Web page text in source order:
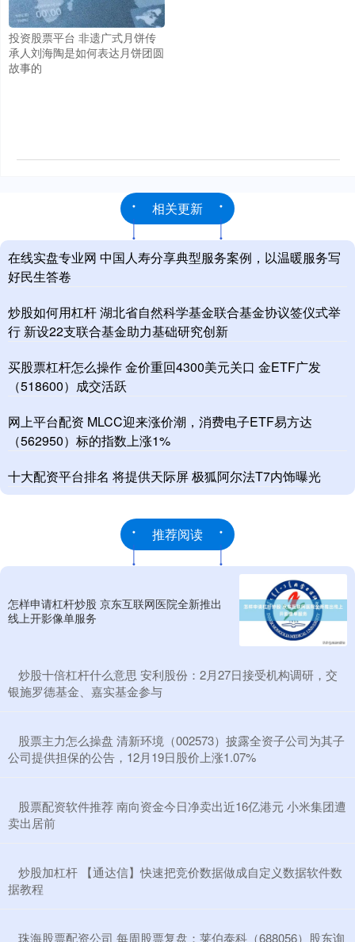
投资股票平台 非遗广式月饼传
承人刘海陶是如何表达月饼团圆
故事的
相关更新
在线实盘专业网 中国人寿分享典型服务案例，以温暖服务写
好民生答卷
炒股如何用杠杆 湖北省自然科学基金联合基金协议签仪式举
行 新设22支联合基金助力基础研究创新
买股票杠杆怎么操作 金价重回4300美元关口 金ETF广发
（518600）成交活跃
网上平台配资 MLCC迎来涨价潮，消费电子ETF易方达
（562950）标的指数上涨1%
十大配资平台排名 将提供天际屏 极狐阿尔法T7内饰曝光
推荐阅读
怎样申请杠杆炒股 京东互联网医院全新推出
线上开影像单服务
​炒股十倍杠杆什么意思 安利股份：2月27日接受机构调研，交
银施罗德基金、嘉实基金参与
​股票主力怎么操盘 清新环境（002573）披露全资子公司为其子
公司提供担保的公告，12月19日股价上涨1.07%
​股票配资软件推荐 南向资金今日净卖出近16亿港元 小米集团遭
卖出居前
​炒股加杠杆 【通达信】快速把竞价数据做成自定义数据软件数
据教程
​珠海股票配资公司 每周股票复盘：莱伯泰科（688056）股东询